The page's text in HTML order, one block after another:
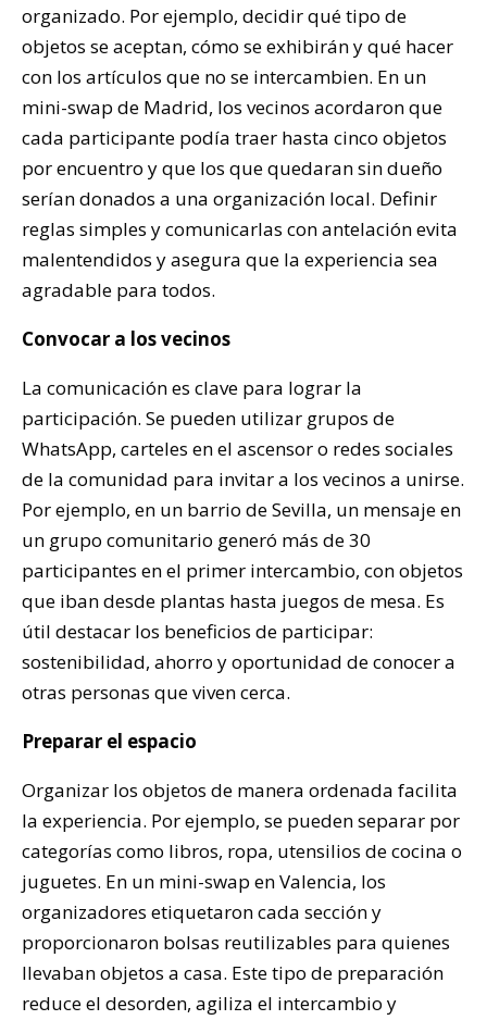
organizado. Por ejemplo, decidir qué tipo de
objetos se aceptan, cómo se exhibirán y qué hacer
con los artículos que no se intercambien. En un
mini-swap de Madrid, los vecinos acordaron que
cada participante podía traer hasta cinco objetos
por encuentro y que los que quedaran sin dueño
serían donados a una organización local. Definir
reglas simples y comunicarlas con antelación evita
malentendidos y asegura que la experiencia sea
agradable para todos.
Convocar a los vecinos
La comunicación es clave para lograr la
participación. Se pueden utilizar grupos de
WhatsApp, carteles en el ascensor o redes sociales
de la comunidad para invitar a los vecinos a unirse.
Por ejemplo, en un barrio de Sevilla, un mensaje en
un grupo comunitario generó más de 30
participantes en el primer intercambio, con objetos
que iban desde plantas hasta juegos de mesa. Es
útil destacar los beneficios de participar:
sostenibilidad, ahorro y oportunidad de conocer a
otras personas que viven cerca.
Preparar el espacio
Organizar los objetos de manera ordenada facilita
la experiencia. Por ejemplo, se pueden separar por
categorías como libros, ropa, utensilios de cocina o
juguetes. En un mini-swap en Valencia, los
organizadores etiquetaron cada sección y
proporcionaron bolsas reutilizables para quienes
llevaban objetos a casa. Este tipo de preparación
reduce el desorden, agiliza el intercambio y